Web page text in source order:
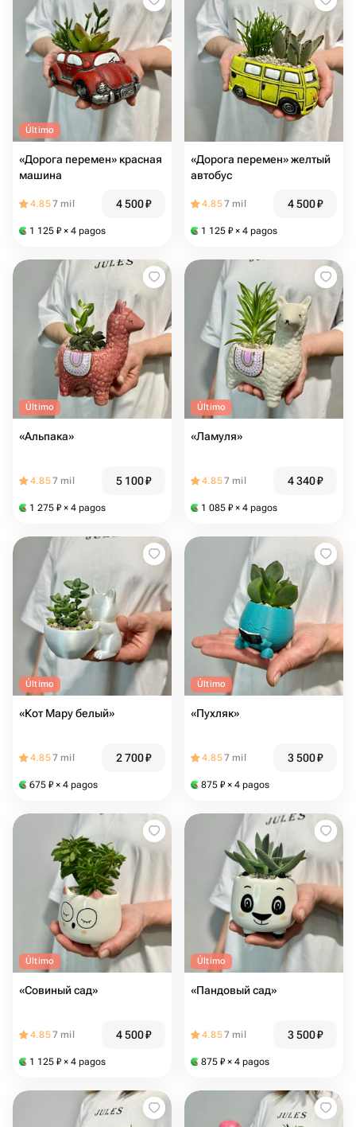
Último
«Дорога перемен» красная
машина
4.857 mil 4 500₽
1 125 ₽ × 4 pagos
«Дорога перемен» желтый
автобус
4.857 mil 4 500₽
1 125 ₽ × 4 pagos
Último
«Альпака»
4.857 mil 5 100₽
1 275 ₽ × 4 pagos
Último
«Ламуля»
4.857 mil 4 340₽
1 085 ₽ × 4 pagos
Último
«Кот Мару белый»
4.857 mil 2 700₽
675 ₽ × 4 pagos
Último
«Пухляк»
4.857 mil 3 500₽
875 ₽ × 4 pagos
Último
«Совиный сад»
4.857 mil 4 500₽
1 125 ₽ × 4 pagos
Último
«Пандовый сад»
4.857 mil 3 500₽
875 ₽ × 4 pagos